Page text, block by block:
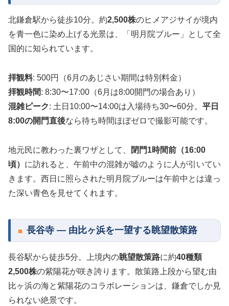
北鎌倉駅から徒歩10分。約2,500株のヒメアジサイが境内
を青一色に染め上げる光景は、「明月院ブルー」として全
国的に知られています。
拝観料: 500円（6月のあじさい期間は特別料金）
拝観時間: 8:30〜17:00（6月は8:00開門の場合あり）
混雑ピーク: 土日10:00〜14:00は入場待ち30〜60分。 平日
8:00の開門直後なら待ち時間ほぼゼロで撮影可能です。
地元民に教わった裏ワザとして、
閉門1時間前（16:00
頃） に訪れると、午前中の混雑が嘘のように人が引いてい
きます。西日に照らされた明月院ブルーは午前中とは違っ
た深い青色を見せてくれます。
長谷寺 — 由比ヶ浜を一望する眺望散策路
長谷駅から徒歩5分。上境内の眺望散策路に約40種類
2,500株の紫陽花が咲き誇ります。散策路上段から望む由
比ヶ浜の海と紫陽花のコラボレーションは、鎌倉でしか見
られない絶景です。